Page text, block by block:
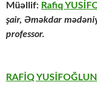
Müəllif: Rafiq
şair, Əməkdar
professor.
RAFİQ